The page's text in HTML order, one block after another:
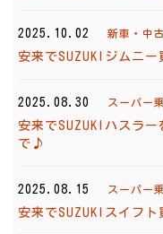
2025.10.02 新車・中
安来でSUZUKIジムニ
2025.08.30 スーパー
安来でSUZUKIハスラ
で♪
2025.08.15 スーパー
安来でSUZUKIスイフ